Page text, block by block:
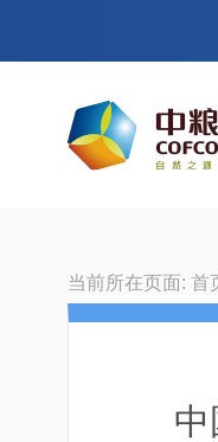
当前所在页面: 首
中